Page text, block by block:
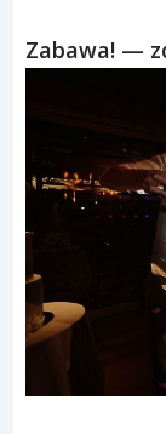
Zabawa! —